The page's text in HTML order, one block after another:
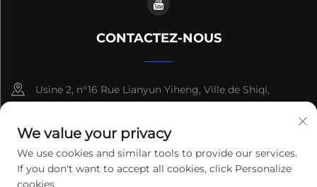
CONTACTEZ-NOUS
Usine 2, n°16 Rue Lianyun Yiheng, Ville de Shiqi,
+86-13192436782
[email protected]
We value your privacy
We use cookies and similar tools to provide our services.
If you don't want to accept all cookies, click Personalize
cookies.